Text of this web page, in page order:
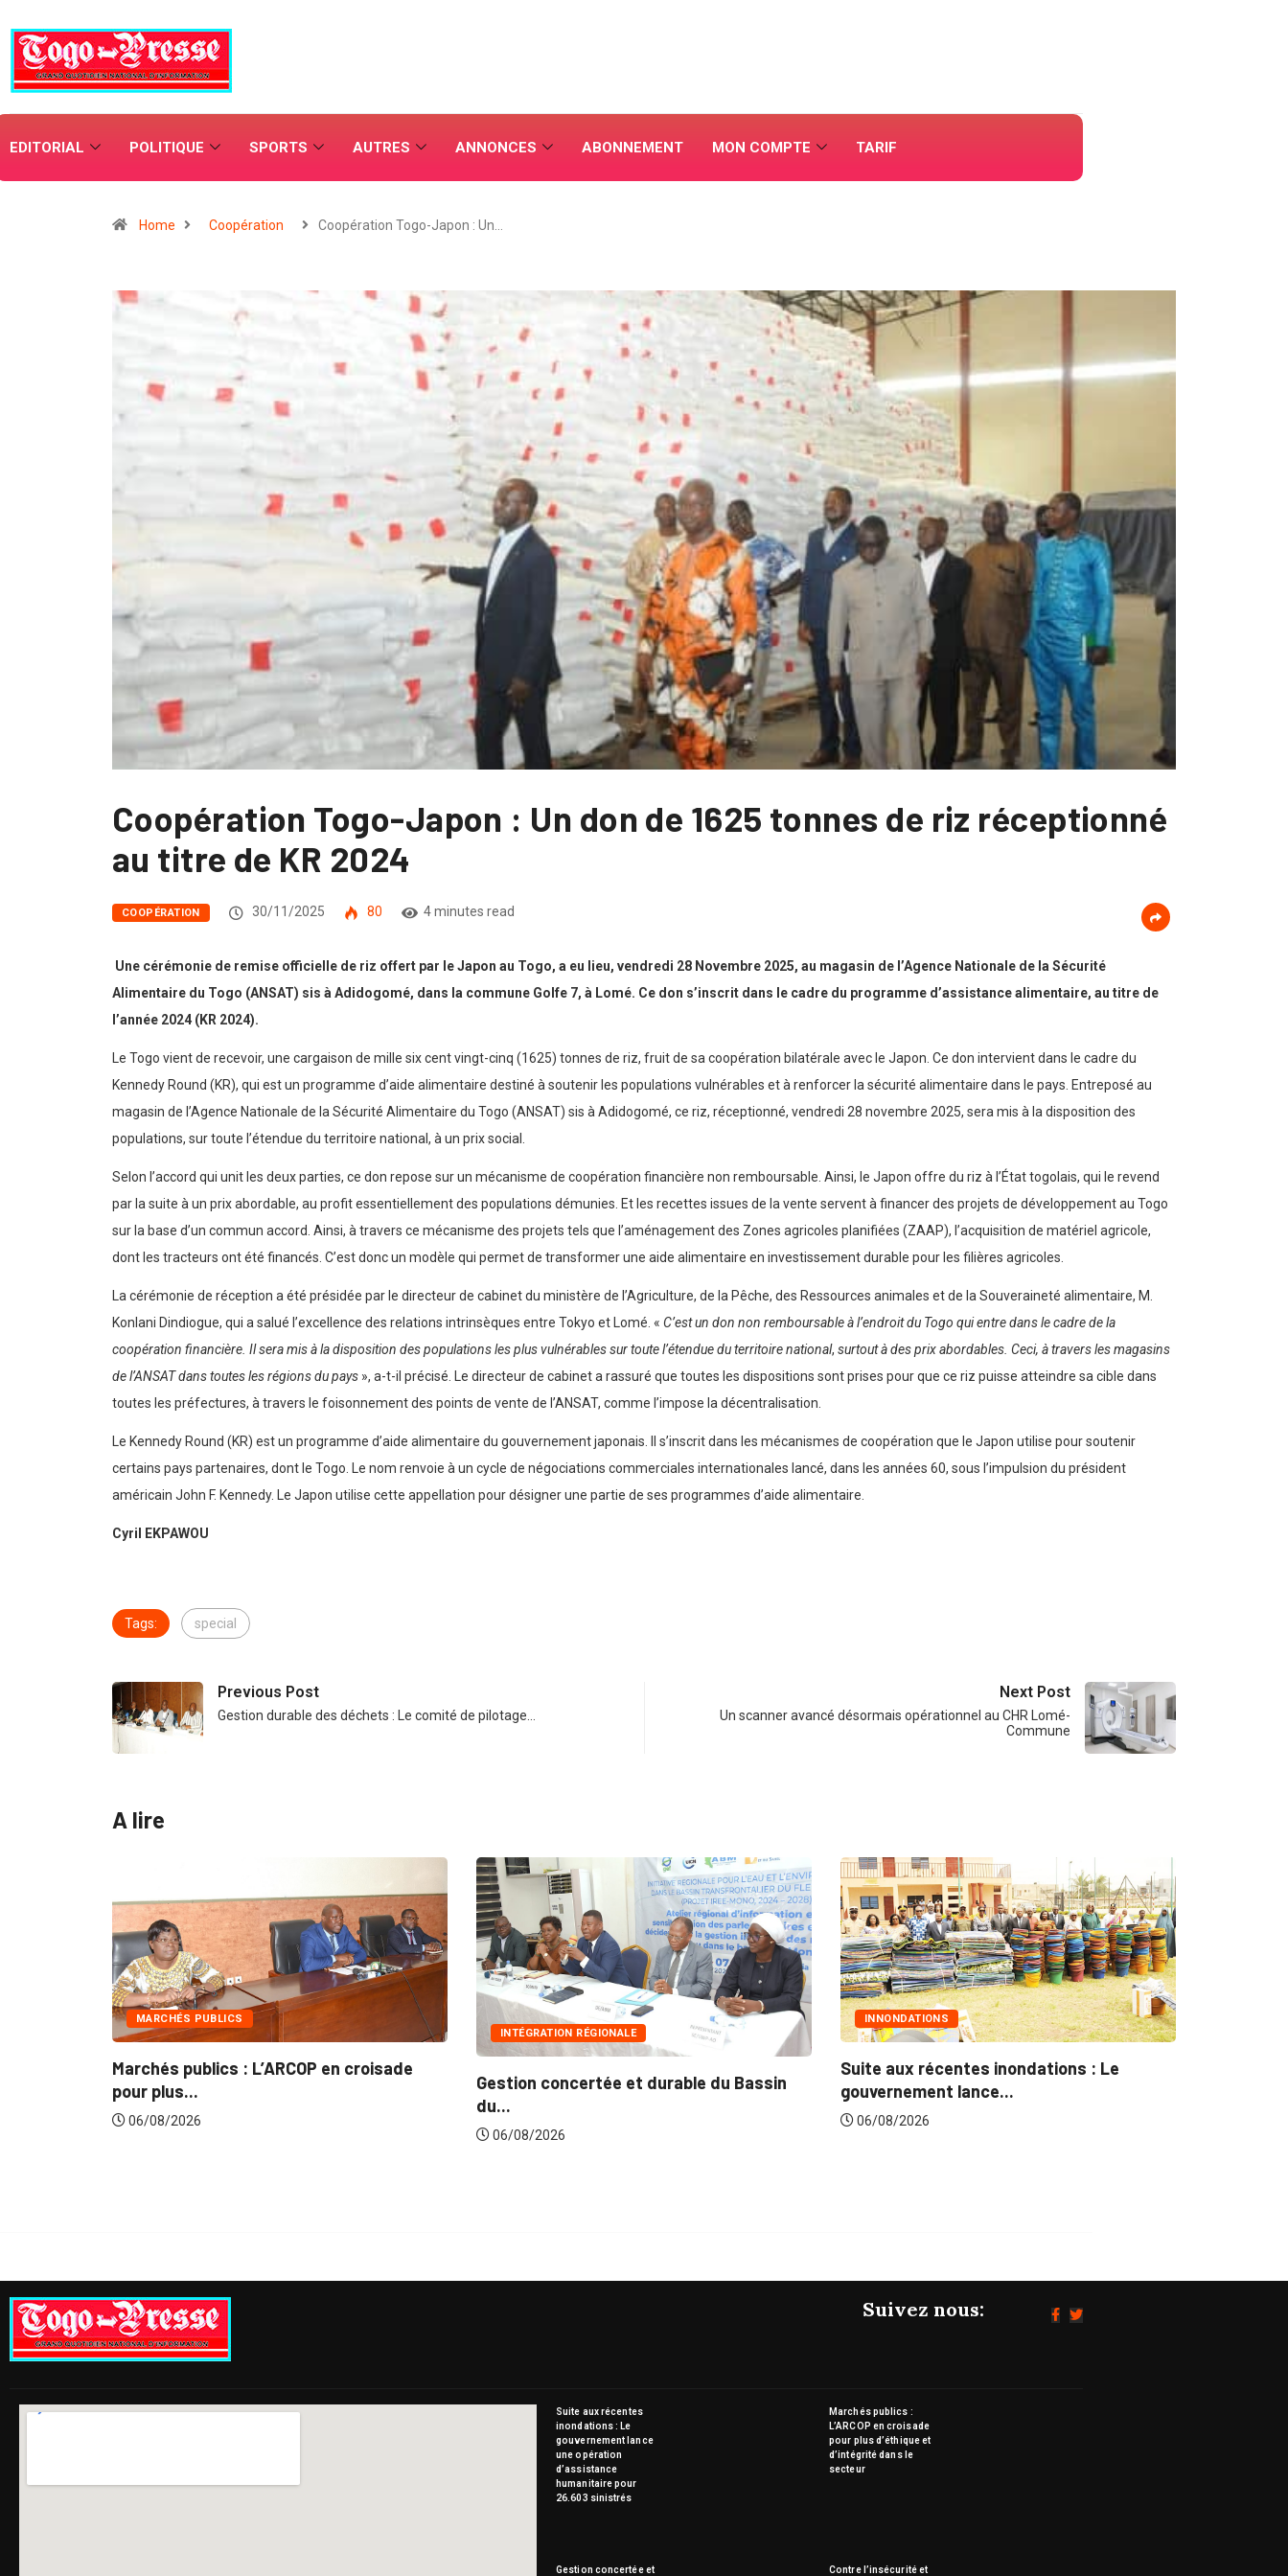
EDITORIAL POLITIQUE SPORTS AUTRES ANNONCES ABONNEMENT MON COMPTE TARIF
Home Coopération Coopération Togo-Japon : Un…
Coopération Togo-Japon : Un don de 1625 tonnes de riz réceptionné
au titre de KR 2024
COOPÉRATION 30/11/2025 80 4 minutes read
Une cérémonie de remise officielle de riz offert par le Japon au Togo, a eu lieu, vendredi 28 Novembre 2025, au magasin de l’Agence Nationale de la Sécurité
Alimentaire du Togo (ANSAT) sis à Adidogomé, dans la commune Golfe 7, à Lomé. Ce don s’inscrit dans le cadre du programme d’assistance alimentaire, au titre de
l’année 2024 (KR 2024).
Le Togo vient de recevoir, une cargaison de mille six cent vingt-cinq (1625) tonnes de riz, fruit de sa coopération bilatérale avec le Japon. Ce don intervient dans le cadre du
Kennedy Round (KR), qui est un programme d’aide alimentaire destiné à soutenir les populations vulnérables et à renforcer la sécurité alimentaire dans le pays. Entreposé au
magasin de l’Agence Nationale de la Sécurité Alimentaire du Togo (ANSAT) sis à Adidogomé, ce riz, réceptionné, vendredi 28 novembre 2025, sera mis à la disposition des
populations, sur toute l’étendue du territoire national, à un prix social.
Selon l’accord qui unit les deux parties, ce don repose sur un mécanisme de coopération financière non remboursable. Ainsi, le Japon offre du riz à l’État togolais, qui le revend
par la suite à un prix abordable, au profit essentiellement des populations démunies. Et les recettes issues de la vente servent à financer des projets de développement au Togo
sur la base d’un commun accord. Ainsi, à travers ce mécanisme des projets tels que l’aménagement des Zones agricoles planifiées (ZAAP), l’acquisition de matériel agricole,
dont les tracteurs ont été financés. C’est donc un modèle qui permet de transformer une aide alimentaire en investissement durable pour les filières agricoles.
La cérémonie de réception a été présidée par le directeur de cabinet du ministère de l’Agriculture, de la Pêche, des Ressources animales et de la Souveraineté alimentaire, M.
Konlani Dindiogue, qui a salué l’excellence des relations intrinsèques entre Tokyo et Lomé. « C’est un don non remboursable à l’endroit du Togo qui entre dans le cadre de la
coopération financière. Il sera mis à la disposition des populations les plus vulnérables sur toute l’étendue du territoire national, surtout à des prix abordables. Ceci, à travers les magasins
de l’ANSAT dans toutes les régions du pays », a-t-il précisé. Le directeur de cabinet a rassuré que toutes les dispositions sont prises pour que ce riz puisse atteindre sa cible dans
toutes les préfectures, à travers le foisonnement des points de vente de l’ANSAT, comme l’impose la décentralisation.
Le Kennedy Round (KR) est un programme d’aide alimentaire du gouvernement japonais. Il s’inscrit dans les mécanismes de coopération que le Japon utilise pour soutenir
certains pays partenaires, dont le Togo. Le nom renvoie à un cycle de négociations commerciales internationales lancé, dans les années 60, sous l’impulsion du président
américain John F. Kennedy. Le Japon utilise cette appellation pour désigner une partie de ses programmes d’aide alimentaire.
Cyril EKPAWOU
Tags: special
Previous Post
Gestion durable des déchets : Le comité de pilotage…
Next Post
Un scanner avancé désormais opérationnel au CHR Lomé-
Commune
A lire
MARCHÉS PUBLICS
Marchés publics : L’ARCOP en croisade
pour plus...
06/08/2026
INTÉGRATION RÉGIONALE
Gestion concertée et durable du Bassin
du...
06/08/2026
INNONDATIONS
Suite aux récentes inondations : Le
gouvernement lance...
06/08/2026
Suivez nous:
Suite aux récentes
inondations : Le
gouvernement lance
une opération
d’assistance
humanitaire pour
26.603 sinistrés
Marchés publics :
L’ARCOP en croisade
pour plus d’éthique et
d’intégrité dans le
secteur
Gestion concertée et Contre l’insécurité et